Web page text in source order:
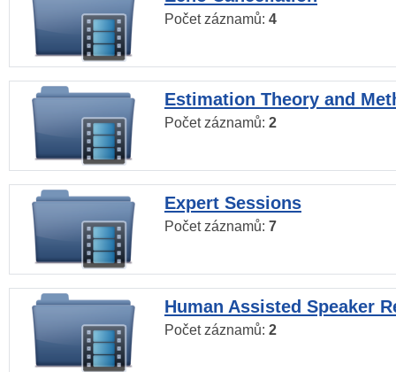
Počet záznamů: 4
Estimation Theory and
Počet záznamů: 2
Expert Sessions
Počet záznamů: 7
Human Assisted Speaker
Počet záznamů: 2